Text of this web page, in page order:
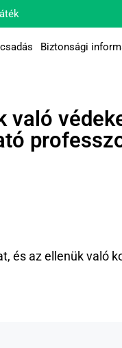
Biztonsági
és az ellenük való